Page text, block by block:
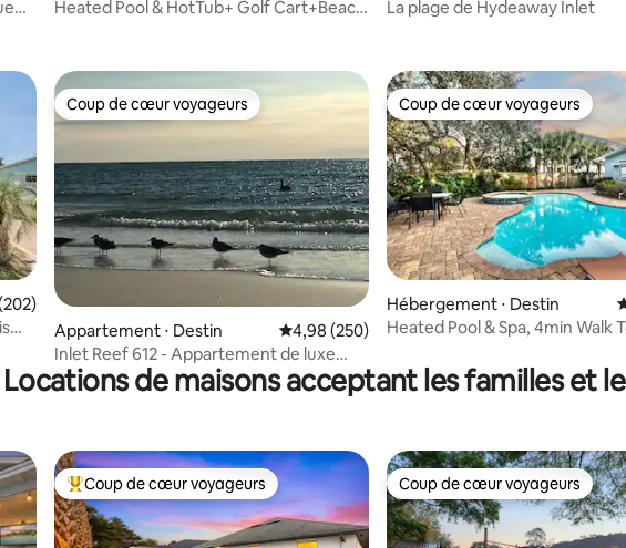
Heated Pool & HotTub+ Golf Cart+Beach
each
La plage de Hydeaway Inlet
moyenne sur la base de 202 commentaires : 4,84 sur 5
Coup de cœur voyageurs
Coup de cœur voyageurs
Appartement ⋅ Destin Évaluation moyenne sur la base de 250
4,98 (250)
Inlet Reef 612 - Appartement de luxe
avec vue sur la plage à Destin
Coup de cœur voyageurs
Coup de cœur voyageurs
Hébergement ⋅ Destin
Heated Pool & Spa, 4min Walk
Locations de maisons acceptant les familles et
Coups de cœur voyageurs les plus appréciés
Coup de cœur voyageurs Coup de cœur voyageurs
Coup de cœur voyageurs